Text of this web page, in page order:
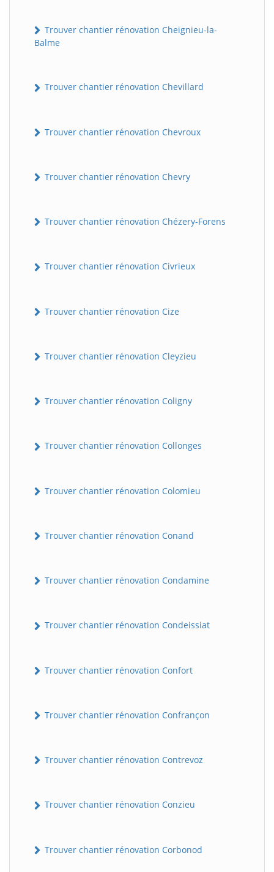
Trouver chantier rénovation Cheignieu-la-
Balme
Trouver chantier rénovation Chevillard
Trouver chantier rénovation Chevroux
Trouver chantier rénovation Chevry
Trouver chantier rénovation Chézery-Forens
Trouver chantier rénovation Civrieux
Trouver chantier rénovation Cize
Trouver chantier rénovation Cleyzieu
Trouver chantier rénovation Coligny
Trouver chantier rénovation Collonges
Trouver chantier rénovation Colomieu
Trouver chantier rénovation Conand
Trouver chantier rénovation Condamine
Trouver chantier rénovation Condeissiat
Trouver chantier rénovation Confort
Trouver chantier rénovation Confrançon
Trouver chantier rénovation Contrevoz
Trouver chantier rénovation Conzieu
Trouver chantier rénovation Corbonod
Assistant en ligne